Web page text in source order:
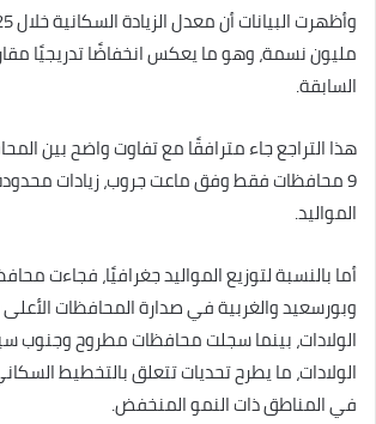
مليون نسمة، وهو ما يعكس انخفاضًا تدريجيًا
السابقة.
هذا التراجع جاء مترافقًا مع تفاوت واضح بين
9 محافظات فقط وفق ماعت جروب، زيادات
المواليد.
أما بالنسبة لتوزيع المواليد جغرافيًا، فجاءت
وبورسعيد والغربية في صدارة المحافظات
الولادات، بينما سجلت محافظات مطروح وجنوب
الولادات، ما يطرح تحديات تتعلق بالتخطيط
في المناطق ذات النمو المنخفض.